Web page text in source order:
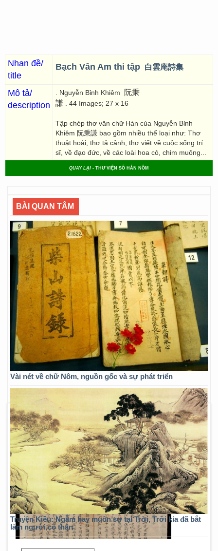
Nhan đề/
title
Bạch Vân Am thi tập 白雲庵詩集
Mô tả/
description
. Nguyễn Bỉnh Khiêm
阮秉
謙 . 44 Images; 27 x 16
Tập chép thơ văn chữ Hán của Nguyễn Bỉnh
Khiêm 阮秉謙 bao gồm nhiều thể loại như: Thơ
thuật hoài, thơ tả cảnh, thơ viết về cuộc sống trí
sĩ, về đạo đức, về các loài hoa cỏ, chim muông...
QUAY LẠI - THƯ VIỆN SỐ HÁN NÔM
BÀI QUAN TÂM
Vài nét về chữ Nôm, nguồn gốc và sự phát triển
Truyện Kiều: Ngẫm hay muôn sự tại Trời, Trời kia đã bắt
làm người có thân